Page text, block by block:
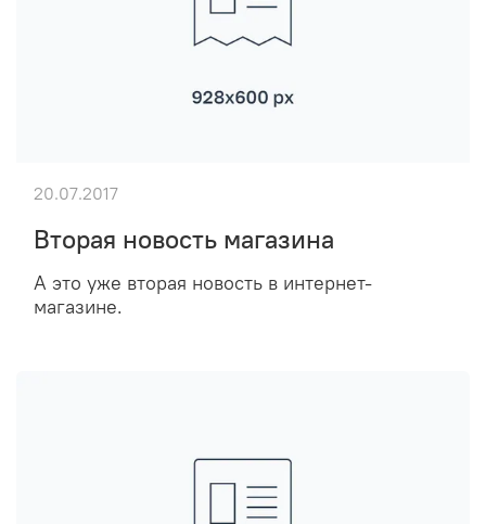
Вторая новость магазина
А это уже вторая новость в интернет-
магазине.
20.07.2017